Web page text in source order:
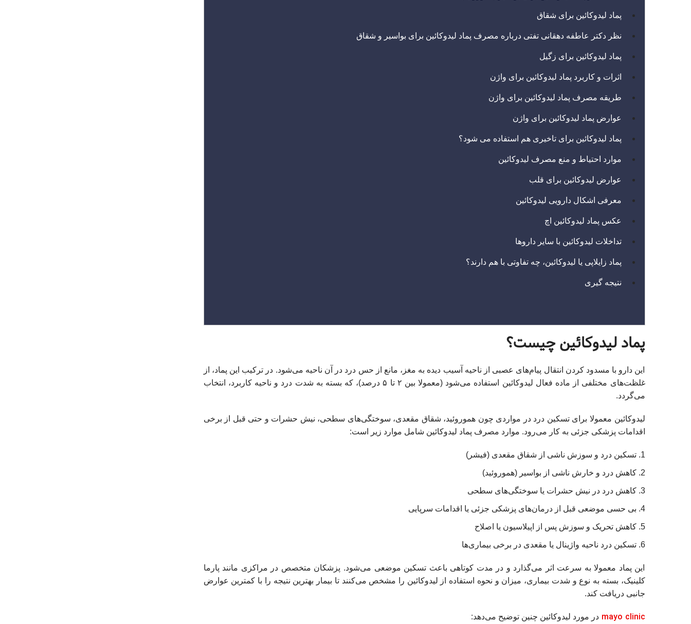
پماد لیدوکائین برای شقاق
نظر دکتر عاطفه دهقانی تفتی درباره مصرف پماد لیدوکائین برای بواسیر و شقاق
پماد لیدوکائین برای زگیل
اثرات و کاربرد پماد لیدوکائین برای واژن
طریقه مصرف پماد لیدوکائین برای واژن
عوارض پماد لیدوکائین برای واژن
پماد لیدوکائین برای تاخیری هم استفاده می شود؟
موارد احتیاط و منع مصرف لیدوکائین
عوارض لیدوکائین برای قلب
معرفی اشکال دارویی لیدوکائین
عکس پماد لیدوکائین اچ
تداخلات لیدوکائین با سایر داروها
پماد زایلاپی یا لیدوکائین، چه تفاوتی با هم دارند؟
نتیجه‌ گیری
پماد لیدوکائین چیست؟
این دارو با مسدود کردن انتقال پیام‌های عصبی از ناحیه آسیب‌ دیده به مغز، مانع از حس درد در آن ناحیه می‌شود. در ترکیب این پماد، از
غلظت‌های مختلفی از ماده فعال لیدوکائین استفاده می‌شود (معمولا بین ۲ تا ۵ درصد)، که بسته به شدت درد و ناحیه کاربرد، انتخاب
می‌گردد.
لیدوکائین معمولا برای تسکین درد در مواردی چون هموروئید، شقاق مقعدی، سوختگی‌های سطحی، نیش حشرات و حتی قبل از برخی
اقدامات پزشکی جزئی به کار می‌رود. موارد مصرف پماد لیدوکائین شامل موارد زیر است:
تسکین درد و سوزش ناشی از شقاق مقعدی (فیشر)
کاهش درد و خارش ناشی از بواسیر (هموروئید)
کاهش درد در نیش حشرات یا سوختگی‌های سطحی
بی‌ حسی موضعی قبل از درمان‌های پزشکی جزئی یا اقدامات سرپایی
کاهش تحریک و سوزش پس از اپیلاسیون یا اصلاح
تسکین درد ناحیه واژینال یا مقعدی در برخی بیماری‌ها
این پماد معمولا به سرعت اثر می‌گذارد و در مدت کوتاهی باعث تسکین موضعی می‌شود. پزشکان متخصص در مراکزی مانند پارما
کلینیک، بسته به نوع و شدت بیماری، میزان و نحوه استفاده از لیدوکائین را مشخص می‌کنند تا بیمار بهترین نتیجه را با کمترین عوارض
جانبی دریافت کند.
mayo clinic در مورد لیدوکائین چنین توضیح می‌دهد: